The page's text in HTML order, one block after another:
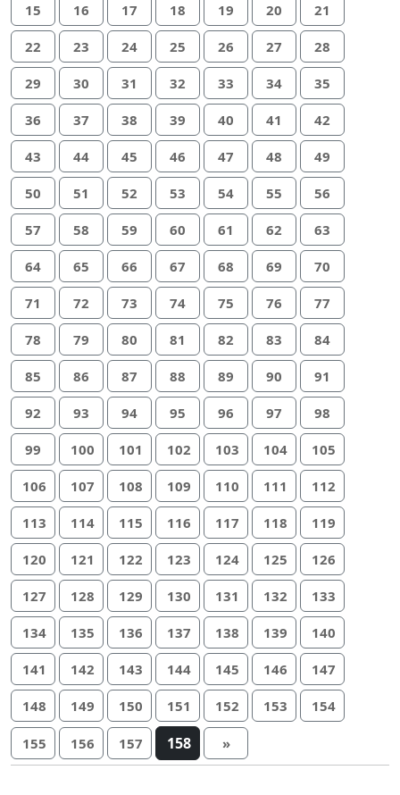
15 16 17 18 19 20 21
22 23 24 25 26 27 28
29 30 31 32 33 34 35
36 37 38 39 40 41 42
43 44 45 46 47 48 49
50 51 52 53 54 55 56
57 58 59 60 61 62 63
64 65 66 67 68 69 70
71 72 73 74 75 76 77
78 79 80 81 82 83 84
85 86 87 88 89 90 91
92 93 94 95 96 97 98
99 100 101 102 103 104 105
106 107 108 109 110 111 112
113 114 115 116 117 118 119
120 121 122 123 124 125 126
127 128 129 130 131 132 133
134 135 136 137 138 139 140
141 142 143 144 145 146 147
148 149 150 151 152 153 154
155 156 157 158 »